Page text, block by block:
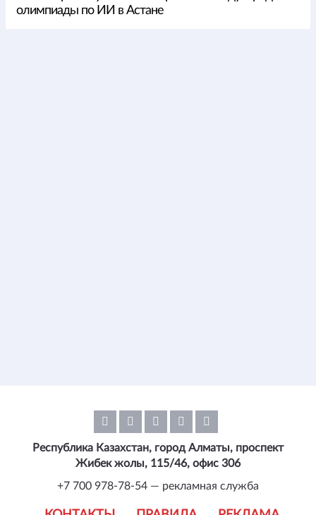
олимпиады по ИИ в Астане
Республика Казахстан, город Алматы, проспект
Жибек жолы, 115/46, офис 306
+7 700 978-78-54 — рекламная служба